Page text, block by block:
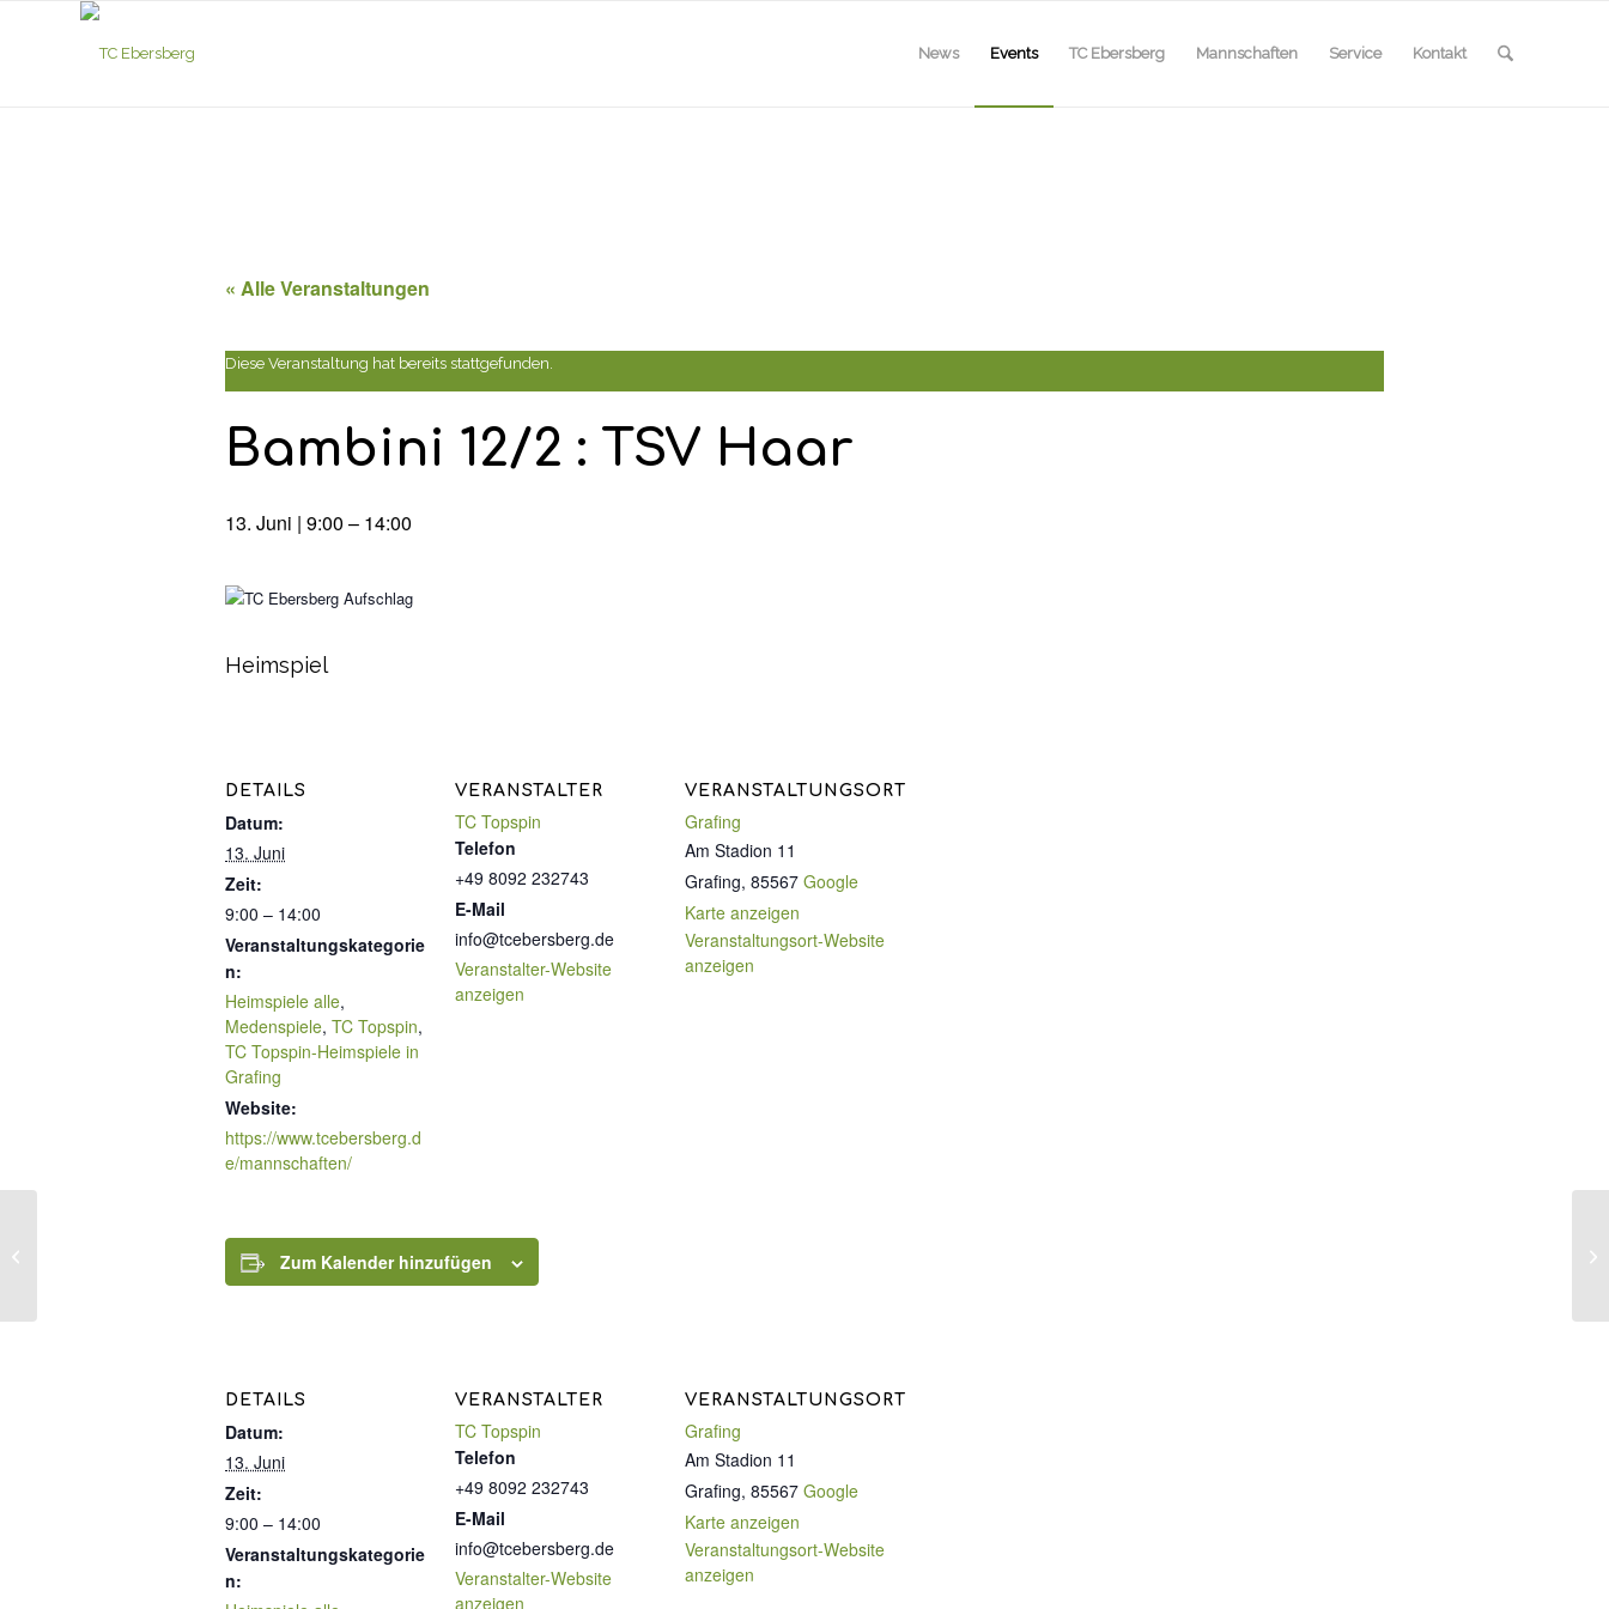
News Events TC Ebersberg Mannschaften Service Kontakt
« Alle Veranstaltungen
Diese Veranstaltung hat bereits stattgefunden.
Bambini 12/2 : TSV Haar
13. Juni | 9:00 – 14:00
Heimspiel
DETAILS
Datum:
13. Juni
Zeit:
9:00 – 14:00
Veranstaltungskategorie
n:
Heimspiele alle,
Medenspiele, TC Topspin,
TC Topspin-Heimspiele in
Grafing
Website:
https://www.tcebersberg.d
e/mannschaften/
VERANSTALTER
TC Topspin
Telefon
+49 8092 232743
E-Mail
info@tcebersberg.de
Veranstalter-Website
anzeigen
VERANSTALTUNGSORT
Grafing
Am Stadion 11
Grafing, 85567 Google
Karte anzeigen
Veranstaltungsort-Website
anzeigen
Zum Kalender hinzufügen
DETAILS
Datum:
13. Juni
Zeit:
9:00 – 14:00
Veranstaltungskategorie
n:
VERANSTALTER
TC Topspin
Telefon
+49 8092 232743
E-Mail
info@tcebersberg.de
Veranstalter-Website
anzeigen
VERANSTALTUNGSORT
Grafing
Am Stadion 11
Grafing, 85567 Google
Karte anzeigen
Veranstaltungsort-Website
anzeigen